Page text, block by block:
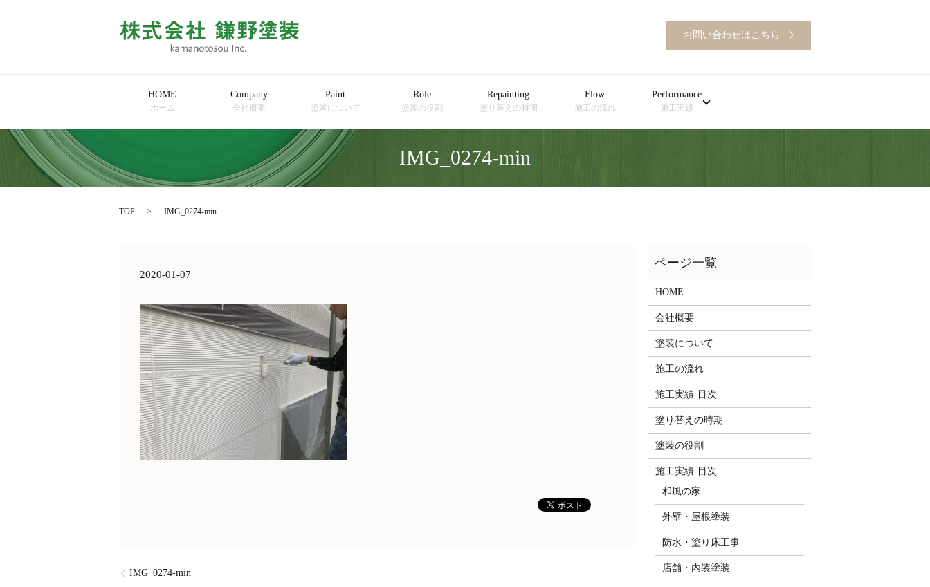
お問い合わせはこちら
HOME
ホーム
Company
会社概要
Paint
塗装について
Role
塗装の役割
Repainting
塗り替えの時期
Flow
施工の流れ
Performance
施工実績
IMG_0274-min
TOP IMG_0274-min
2020-01-07
IMG_0274-min
HOME
会社概要
塗装について
施工の流れ
施工実績-目次
塗り替えの時期
塗装の役割
施工実績-目次
和風の家
外壁・屋根塗装
防水・塗り床工事
店舗・内装塗装